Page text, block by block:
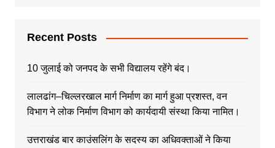
Recent Posts
10 जुलाई को जनपद के सभी विद्यालय रहेंगे बंद।
लालढांग–चिल्लरखाल मार्ग निर्माण का मार्ग हुआ प्रशस्त, वन
विभाग ने लोक निर्माण विभाग को कार्यदायी संस्था किया नामित।
उत्तराखंड बार काउंसलिंग के सदस्य का अधिवक्ताओं ने किया